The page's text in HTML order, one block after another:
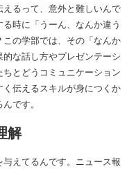
るって、意外と難しいんで
時に「うーん、なんか違う
の学部では、その「なんか
な話し方やプレゼンテーシ
とどうコミュニケーション
伝えるスキルが身につくか
です。
解
えてるんです。ニュース報